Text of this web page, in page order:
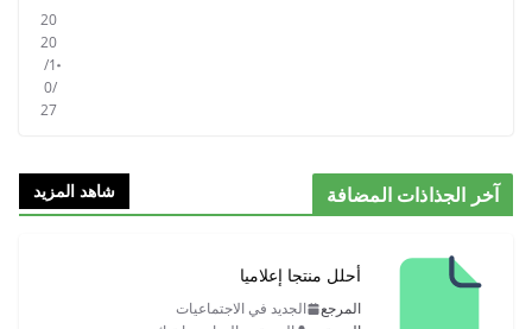
20
20
/1
0/
27
آخر الجذاذات المضافة شاهد المزيد
أحلل منتجا إعلاميا
المرجع
الجديد في الاجتماعيات